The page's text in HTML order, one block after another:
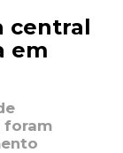
central
em
foram